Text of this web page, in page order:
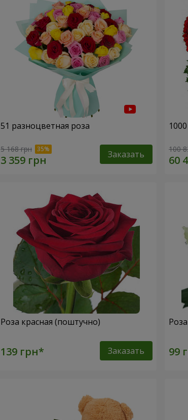
51 разноцветная роза
5 168 грн Заказать 100
Роза красная (поштучно)
Заказать